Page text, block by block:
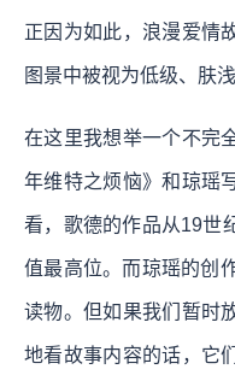
正因为如此，浪漫爱情
图景中被视为低级、肤
在这里我想举一个不完
年维特之烦恼》和琼瑶
看，歌德的作品从19世
值最高位。而琼瑶的创
读物。但如果我们暂时
地看故事内容的话，